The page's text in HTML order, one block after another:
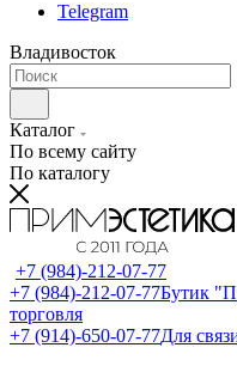
Telegram
Владивосток
Каталог
По всему сайту
По каталогу
+7 (984)-212-07-77
+7 (984)-212-07-77Бутик
торговля
+7 (914)-650-07-77Для